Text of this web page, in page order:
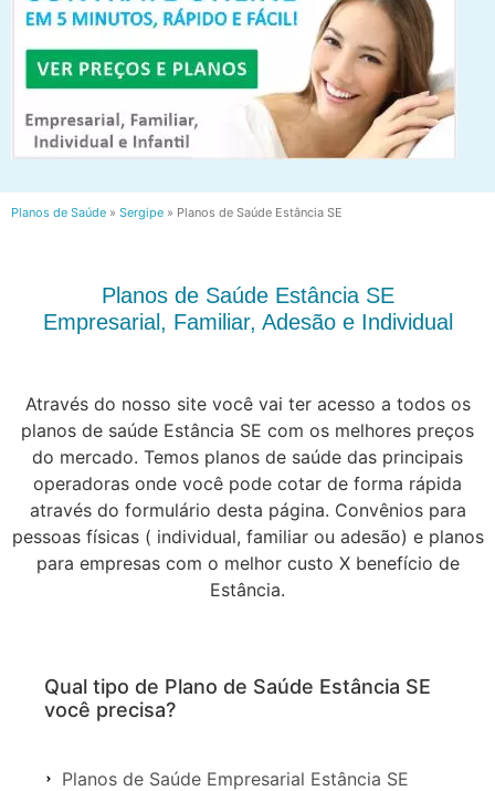
Planos de Saúde » Sergipe » Planos de Saúde Estância SE
Planos de Saúde Estância SE
Empresarial, Familiar, Adesão e Individual
Através do nosso site você vai ter acesso a todos os
planos de saúde Estância SE com os melhores preços
do mercado. Temos planos de saúde das principais
operadoras onde você pode cotar de forma rápida
através do formulário desta página. Convênios para
pessoas físicas ( individual, familiar ou adesão) e planos
para empresas com o melhor custo X benefício de
Estância.
Qual tipo de Plano de Saúde Estância SE
você precisa?
Planos de Saúde Empresarial Estância SE